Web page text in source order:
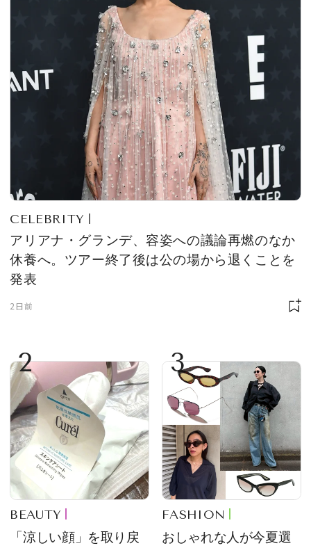
CELEBRITY
アリアナ・グランデ、容姿への議論再燃のなか
休養へ。ツアー終了後は公の場から退くことを
発表
2日前
2
BEAUTY
「涼しい顔」を取り戻
3
FASHION
おしゃれな人が今夏選